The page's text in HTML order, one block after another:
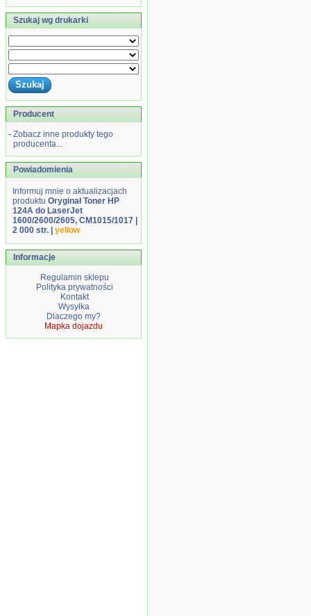
Szukaj wg drukarki
Producent
- Zobacz inne produkty tego
producenta...
Powiadomienia
Informuj mnie o aktualizacjach
produktu Oryginał Toner HP
124A do LaserJet
1600/2600/2605, CM1015/1017 |
2 000 str. | yellow
Informacje
Regulamin sklepu
Polityka prywatności
Kontakt
Wysyłka
Dlaczego my?
Mapka dojazdu